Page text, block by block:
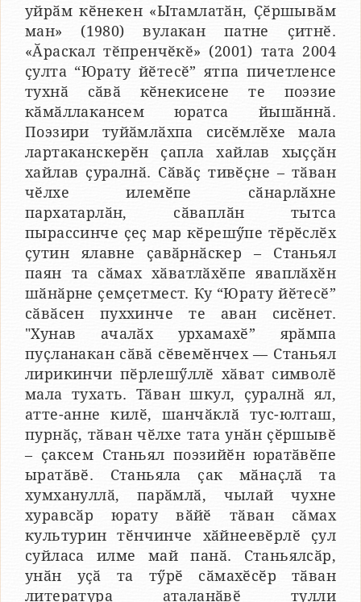
уйрӑм кӗнекен «Ытамлатӑн, Ҫӗршывӑм
ман» (1980) вулакан патне ҫитнӗ.
«Ӑраскал тӗпренчӗкӗ» (2001) тата 2004
ҫулта “Юрату йӗтесӗ” ятпа пичетленсе
тухнӑ сӑвӑ кӗнекисене те поэзие
кӑмӑллакансем юратса йышӑннӑ.
Поэзири туйӑмлӑхпа сисӗмлӗхе мала
лартаканскерӗн ҫапла хайлав хыҫҫӑн
хайлав ҫуралнӑ. Сӑвӑҫ тивӗҫне – тӑван
чӗлхе илемӗпе сӑнарлӑхне
пархатарлӑн, сӑваплӑн тытса
пырассинче ҫеҫ мар кӗрешӳпе тӗрӗслӗх
ҫутин ялавне ҫавӑрнӑскер – Станьял
паян та сӑмах хӑватлӑхӗпе яваплӑхӗн
шӑнӑрне ҫемҫетмест. Ку “Юрату йӗтесӗ”
сӑвӑсен пуххинче те аван сисӗнет.
"Хунав ачалӑх урхамахӗ” ярӑмпа
пуҫланакан сӑвӑ сӗвемӗнчех — Станьял
лирикинчи пӗрлешӳллӗ хӑват символӗ
мала тухать. Тӑван шкул, ҫуралнӑ ял,
атте-анне килӗ, шанчӑклӑ тус-юлташ,
пурнӑҫ, тӑван чӗлхе тата унӑн ҫӗршывӗ
– ҫаксем Станьял поэзийӗн юратӑвӗпе
ыратӑвӗ. Станьяла ҫак мӑнаҫлӑ та
хумхануллӑ, парӑмлӑ, чылай чухне
хуравсӑр юрату вӑйӗ тӑван сӑмах
культурин тӗнчинче хӑйнеевӗрлӗ ҫул
суйласа илме май панӑ. Станьялсӑр,
унӑн уҫӑ та тӳрӗ сӑмахӗсӗр тӑван
литература аталанӑвӗ тулли